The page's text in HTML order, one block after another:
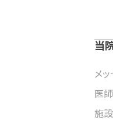
当
メ
医
施